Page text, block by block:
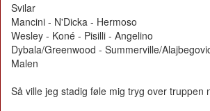
Svilar
Mancini - N'Dicka - Hermoso
Wesley - Koné - Pisilli - Angelino
Dybala/Greenwood - Summerville/
Malen
Så ville jeg stadig føle mig tryg over truppen